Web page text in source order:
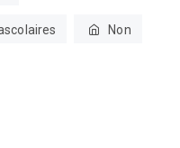
Non